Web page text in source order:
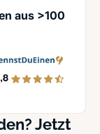
aus >100
Jetzt